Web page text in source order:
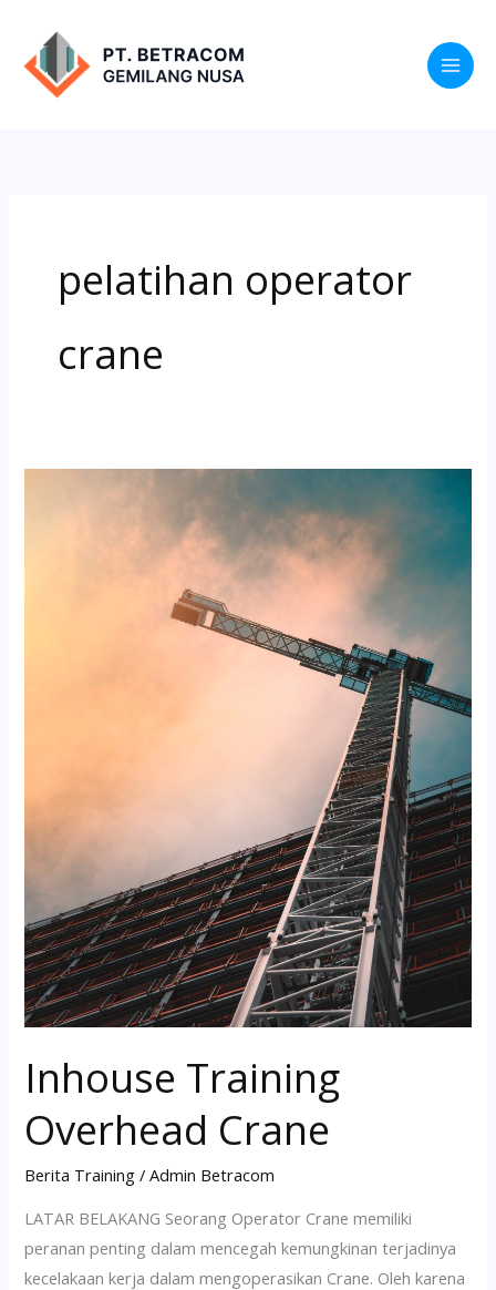
konten
pelatihan operator
crane
Inhouse Training
Overhead Crane
Berita Training /Admin Betracom
LATAR BELAKANG Seorang Operator Crane memiliki
peranan penting dalam mencegah kemungkinan terjadinya
kecelakaan kerja dalam mengoperasikan Crane. Oleh karena